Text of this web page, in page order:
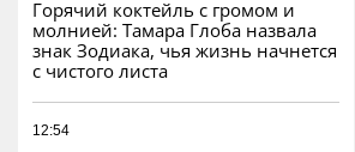
Горячий коктейль с громом и
молнией: Тамара Глоба назвала
знак Зодиака, чья жизнь начнется
с чистого листа
12:54